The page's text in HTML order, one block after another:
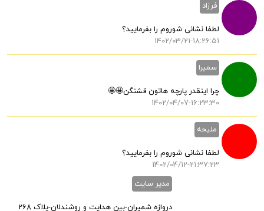
فرزاد
لطفا نشانی شوروم را بفرمایید؟
1402/03/21-18:26:51
سمیرا
چرا اینقدر پارچه هاتون قشنگن🤩🤩
1402/04/07-16:23:30
ملیحه
لطفا نشانی شوروم را بفرمایید؟
1402/04/12-21:37:23
مدیر سایت
دروازه شمیران-بین هدایت و روشندلان-پلاک 268